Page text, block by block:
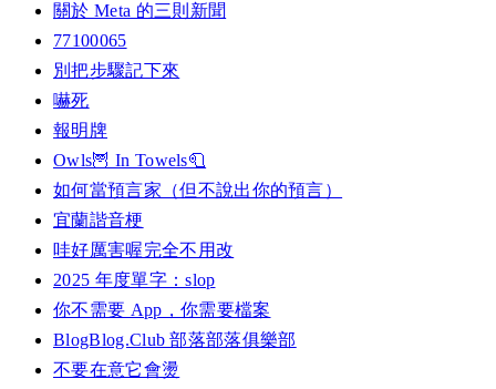
關於 Meta 的三則新聞
77100065
別把步驟記下來
嚇死
報明牌
Owls🦉 In Towels🧻
如何當預言家（但不說出你的預言）
宜蘭諧音梗
哇好厲害喔完全不用改
2025 年度單字：slop
你不需要 App，你需要檔案
BlogBlog.Club 部落部落俱樂部
不要在意它會燙